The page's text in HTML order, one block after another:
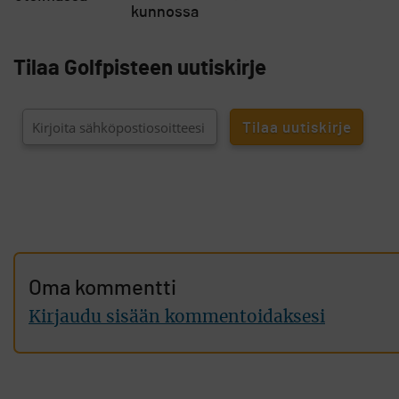
kunnossa
Tilaa Golfpisteen uutiskirje
Oma kommentti
Kirjaudu sisään kommentoidaksesi